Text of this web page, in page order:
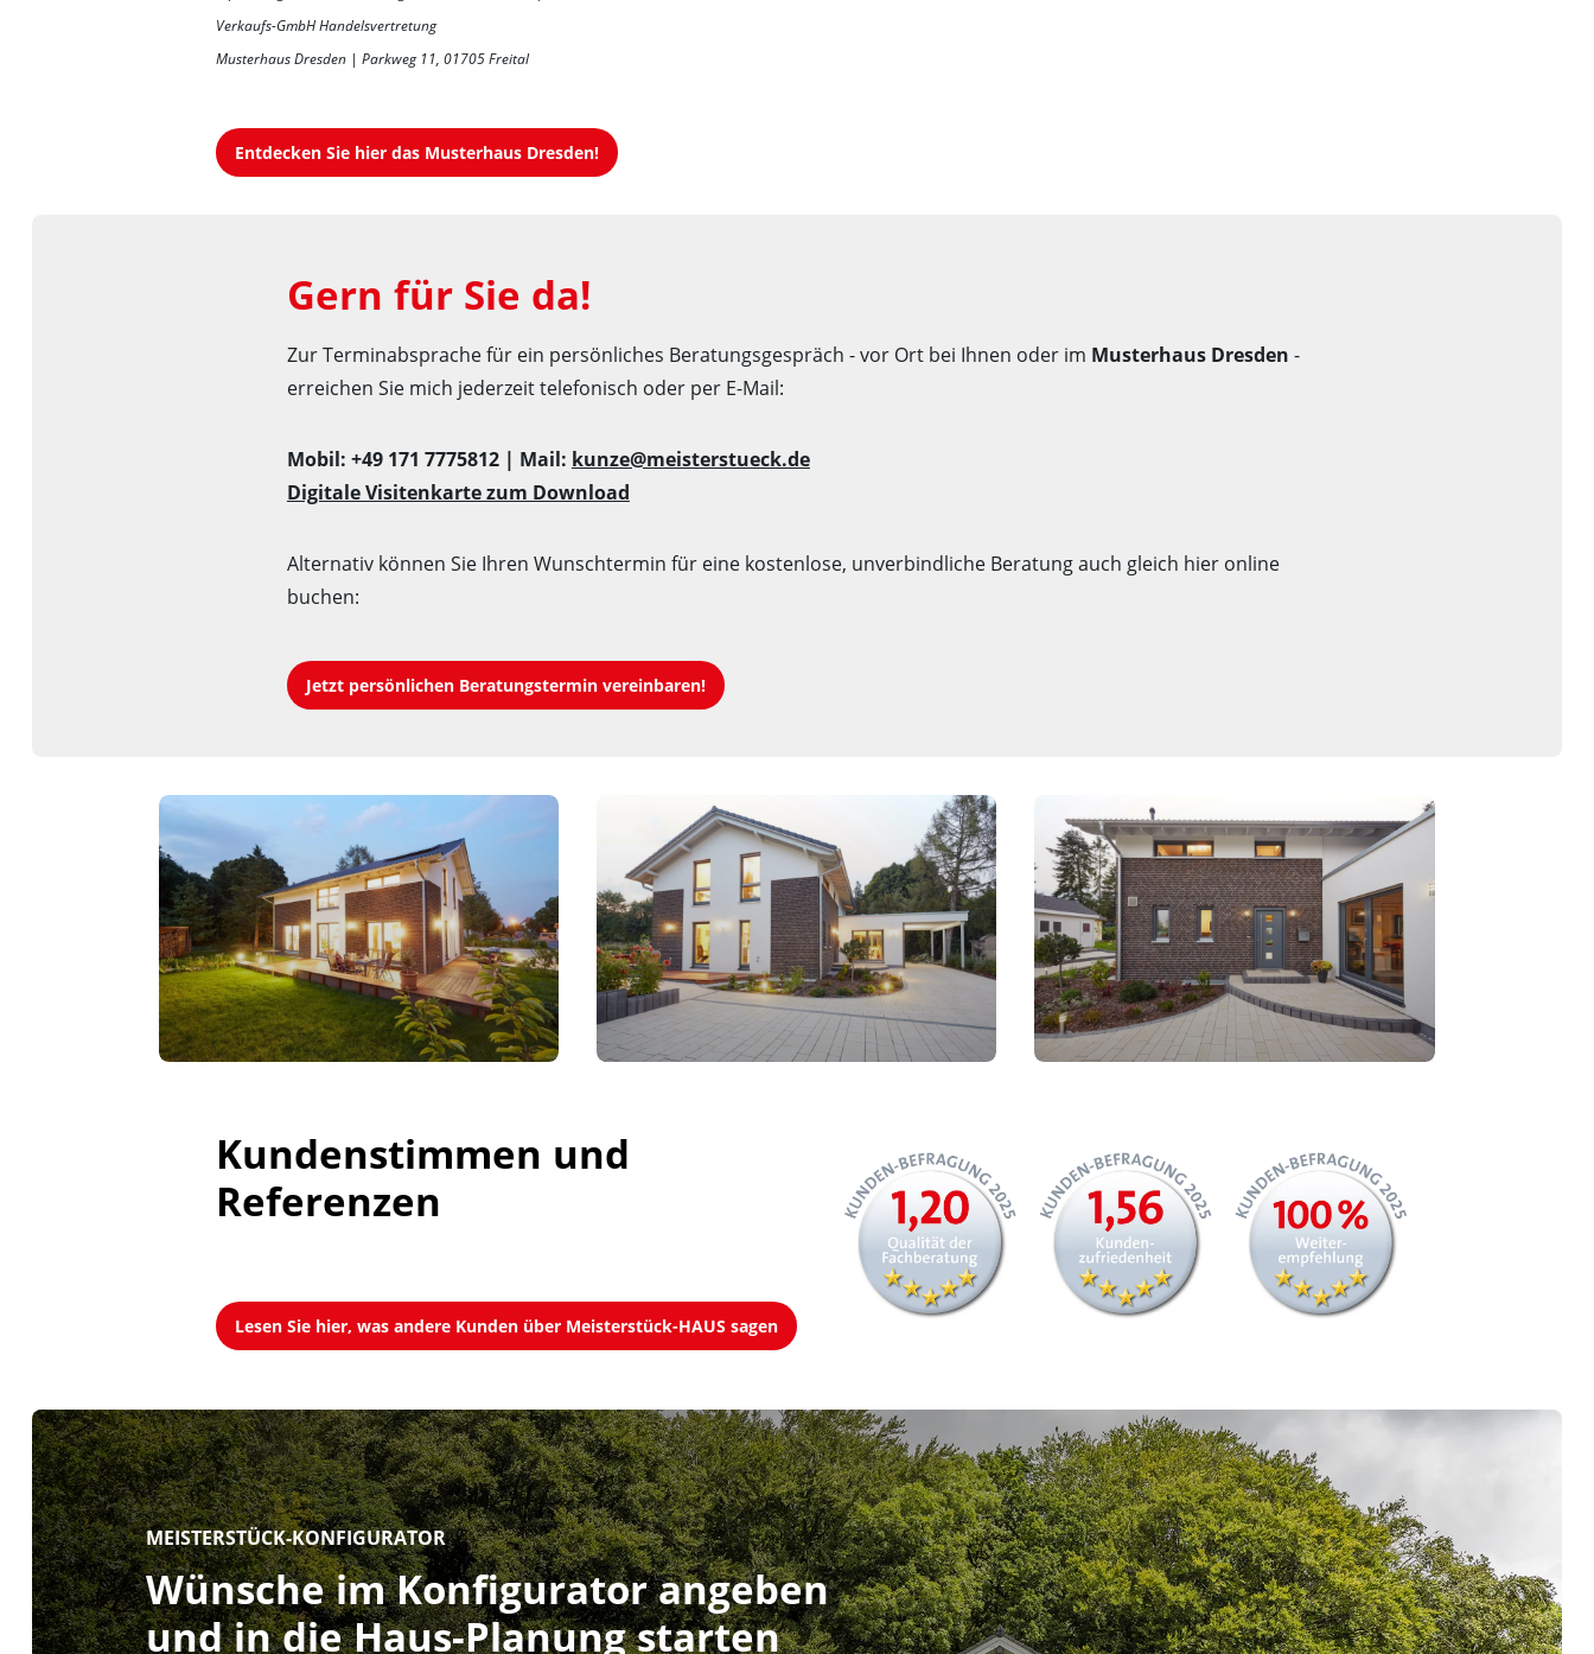
Verkaufs-GmbH Handelsvertretung
Musterhaus Dresden | Parkweg 11, 01705 Freital
Entdecken Sie hier das Musterhaus Dresden!
Gern für Sie da!
Zur Terminabsprache für ein persönliches Beratungsgespräch - vor Ort bei Ihnen oder im Musterhaus Dresden -
erreichen Sie mich jederzeit telefonisch oder per E-Mail:
Mobil: +49 171 7775812 | Mail: kunze@meisterstueck.de
Digitale Visitenkarte zum Download
Alternativ können Sie Ihren Wunschtermin für eine kostenlose, unverbindliche Beratung auch gleich hier online
buchen:
Jetzt persönlichen Beratungstermin vereinbaren!
Kundenstimmen und
Referenzen
Lesen Sie hier, was andere Kunden über Meisterstück-HAUS sagen
Wünsche im Konfigurator angeben
und in die Haus-Planung starten
MEISTERSTÜCK-KONFIGURATOR